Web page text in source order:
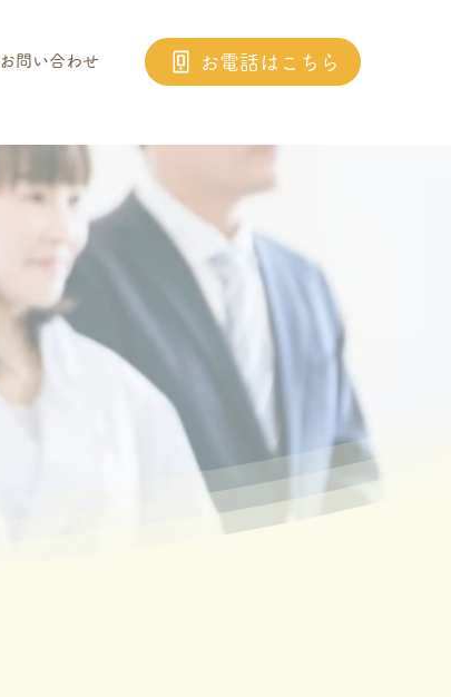
お問い合わせ お電話はこちら